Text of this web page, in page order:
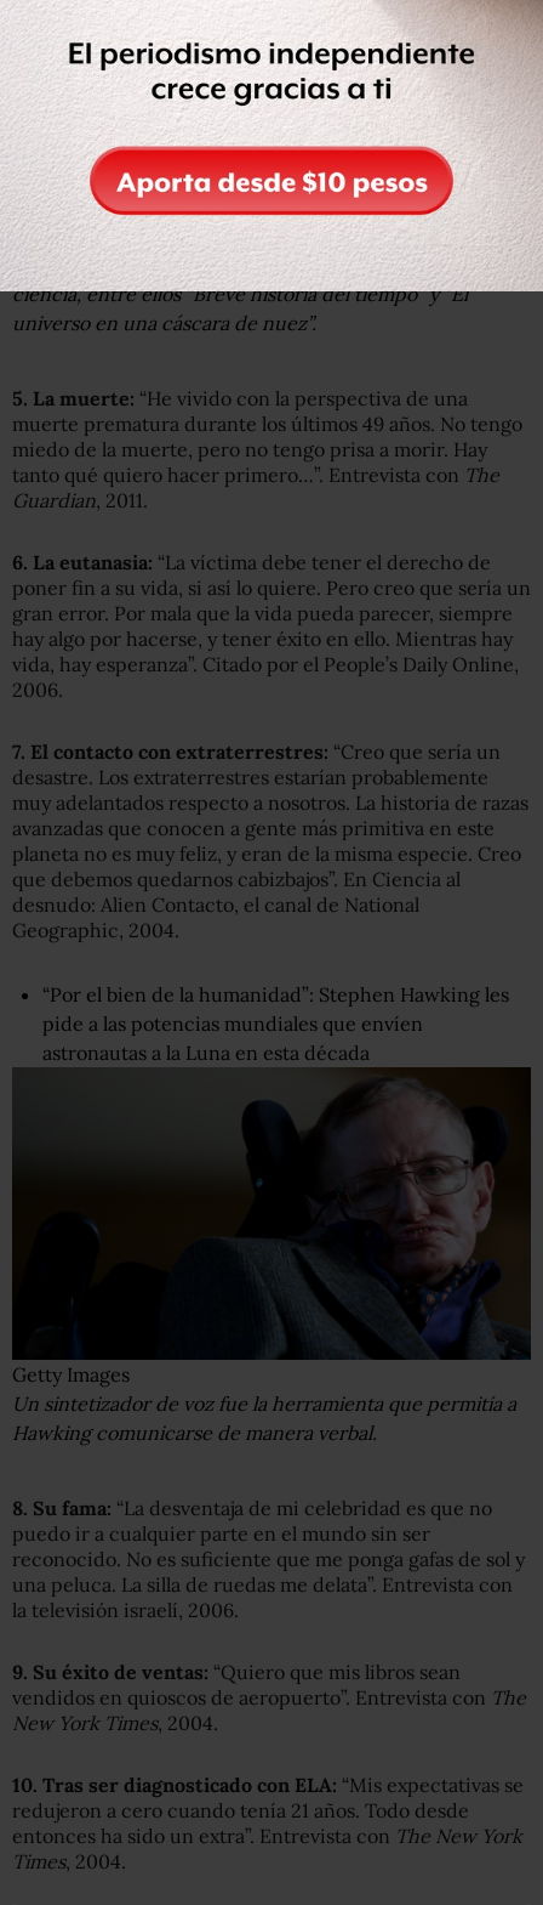
Getty Images
El científico escribió varios libros de divulgación de la
ciencia, entre ellos “Breve historia del tiempo” y “El
universo en una cáscara de nuez”.
5. La muerte: “He vivido con la perspectiva de una
muerte prematura durante los últimos 49 años. No tengo
miedo de la muerte, pero no tengo prisa a morir. Hay
tanto qué quiero hacer primero…”. Entrevista con The
Guardian, 2011.
6. La eutanasia: “La víctima debe tener el derecho de
poner fin a su vida, si así lo quiere. Pero creo que sería un
gran error. Por mala que la vida pueda parecer, siempre
hay algo por hacerse, y tener éxito en ello. Mientras hay
vida, hay esperanza”. Citado por el People’s Daily Online,
2006.
7. El contacto con extraterrestres: “Creo que sería un
desastre. Los extraterrestres estarían probablemente
muy adelantados respecto a nosotros. La historia de razas
avanzadas que conocen a gente más primitiva en este
planeta no es muy feliz, y eran de la misma especie. Creo
que debemos quedarnos cabizbajos”. En Ciencia al
desnudo: Alien Contacto, el canal de National
Geographic, 2004.
“Por el bien de la humanidad”: Stephen Hawking les
pide a las potencias mundiales que envíen
astronautas a la Luna en esta década
Getty Images
Un sintetizador de voz fue la herramienta que permitía a
Hawking comunicarse de manera verbal.
8. Su fama: “La desventaja de mi celebridad es que no
puedo ir a cualquier parte en el mundo sin ser
reconocido. No es suficiente que me ponga gafas de sol y
una peluca. La silla de ruedas me delata”. Entrevista con
la televisión israelí, 2006.
9. Su éxito de ventas: “Quiero que mis libros sean
vendidos en quioscos de aeropuerto”. Entrevista con The
New York Times, 2004.
10. Tras ser diagnosticado con ELA: “Mis expectativas se
redujeron a cero cuando tenía 21 años. Todo desde
entonces ha sido un extra”. Entrevista con The New York
Times, 2004.